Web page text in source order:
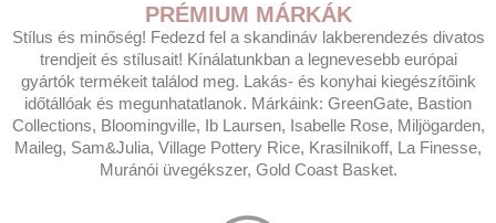
PRÉMIUM MÁRKÁK
Stílus és minőség! Fedezd fel a skandináv lakberendezés divatos
trendjeit és stílusait! Kínálatunkban a legnevesebb európai
gyártók termékeit találod meg. Lakás- és konyhai kiegészítőink
időtállóak és megunhatatlanok. Márkáink: GreenGate, Bastion
Collections, Bloomingville, Ib Laursen, Isabelle Rose, Miljögarden,
Maileg, Sam&Julia, Village Pottery Rice, Krasilnikoff, La Finesse,
Muránói üvegékszer, Gold Coast Basket.